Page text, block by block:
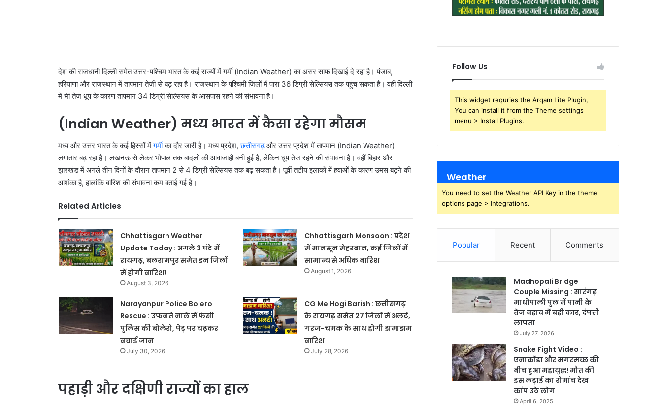
देश की राजधानी दिल्ली समेत उत्तर-पश्चिम भारत के कई राज्यों में गर्मी (Indian Weather) का असर साफ दिखाई दे रहा है। पंजाब,
हरियाणा और राजस्थान में तापमान तेजी से बढ़ रहा है। राजस्थान के पश्चिमी जिलों में पारा 36 डिग्री सेल्सियस तक पहुंच सकता है। वहीं दिल्ली
में भी तेज धूप के कारण तापमान 34 डिग्री सेल्सियस के आसपास रहने की संभावना है।
(Indian Weather) मध्य भारत में कैसा रहेगा मौसम
मध्य और उत्तर भारत के कई हिस्सों मेंगर्मीका दौर जारी है। मध्य प्रदेश,छत्तीसगढ़और उत्तर प्रदेश में तापमान (Indian Weather)
लगातार बढ़ रहा है। लखनऊ से लेकर भोपाल तक बादलों की आवाजाही बनी हुई है, लेकिन धूप तेज रहने की संभावना है। वहीं बिहार और
झारखंड में अगले तीन दिनों के दौरान तापमान 2 से 4 डिग्री सेल्सियस तक बढ़ सकता है। पूर्वी तटीय इलाकों में हवाओं के कारण उमस बढ़ने की
आशंका है, हालांकि बारिश की संभावना कम बताई गई है।
Related Articles
Chhattisgarh Weather
Update Today : अगले 3 घंटे में
रायगढ़, बलरामपुर समेत इन जिलों
में होगी बारिश!
August 3, 2026
Chhattisgarh Monsoon : प्रदेश
में मानसून मेहरबान, कई जिलों में
सामान्य से अधिक बारिश
August 1, 2026
Narayanpur Police Bolero
Rescue : उफनते नाले में फंसी
पुलिस की बोलेरो, पेड़ पर चढ़कर
बचाई जान
July 30, 2026
CG Me Hogi Barish : छत्तीसगढ़
के रायगढ़ समेत 27 जिलों में अलर्ट,
गरज-चमक के साथ होगी झमाझम
बारिश
July 28, 2026
पहाड़ी और दक्षिणी राज्यों का हाल
Follow Us
This widget requries the Arqam Lite Plugin,
You can install it from the Theme settings
menu > Install Plugins.
Weather
You need to set the Weather API Key in the theme
options page > Integrations.
Popular Recent Comments
Madhopali Bridge
Couple Missing : सारंगढ़
माधोपाली पुल में पानी के
तेज बहाव में बही कार, दंपत्ती
लापता
July 27, 2026
Snake Fight Video :
एनाकोंडा और मगरमच्छ की
बीच हुआ महायुद्ध! मौत की
इस लड़ाई का रोमांच देख
कांप उठे लोग
April 6, 2025